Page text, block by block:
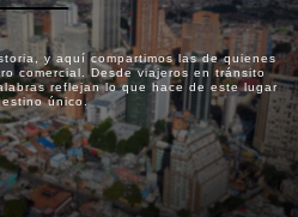
y aquí compartimos las de quienes
comercial. Desde viajeros en tránsito
reflejan lo que hace de este lugar
único.